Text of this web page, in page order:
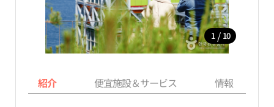
1 / 10
紹介 便宜施設＆サービス 情報